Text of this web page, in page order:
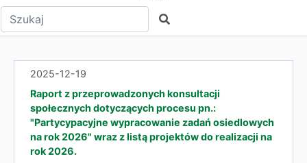
Wpisz tekst do wyszukania Szukaj
2025-12-19
Raport z przeprowadzonych konsultacji
społecznych dotyczących procesu pn.:
"Partycypacyjne wypracowanie zadań osiedlowych
na rok 2026" wraz z listą projektów do realizacji na
rok 2026.